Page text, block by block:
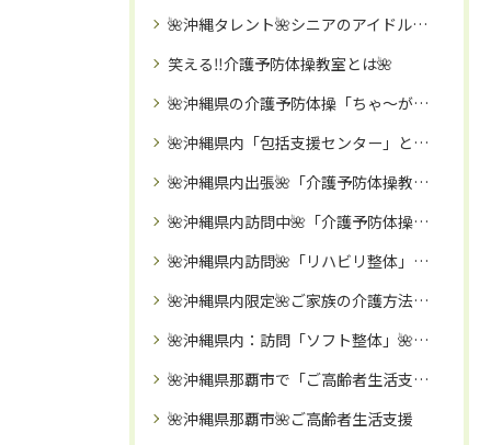
🌺沖縄タレント🌺シニアのアイドル「いぜなひさお」氏
笑える‼️介護予防体操教室とは🌺
🌺沖縄県の介護予防体操「ちゃ～がんじゅう体操」で心も体も元気に🌺
🌺沖縄県内「包括支援センター」と介護予防イベントコラボ依頼が殺到中🌺訪問「笑える❗️介護予防体操教室」🌈
🌺沖縄県内出張🌺「介護予防体操教室」のご案内
🌺沖縄県内訪問中🌺「介護予防体操」講座🌈
🌺沖縄県内訪問🌺「リハビリ整体」🌈お伺い致しますので、時間・移動費の節約になります🌈
🌺沖縄県内限定🌺ご家族の介護方法・リハビリなどのご相談受付中🌈一人で抱え込まずにリハビリ職歴１０年以上の実務経験のある「いぜなひさお」にご相談ください🌸
🌺沖縄県内：訪問「ソフト整体」🌺～ご高齢者・障がいのある方向け～🌈バキボキしないやさしい整体🌈
🌺沖縄県那覇市で「ご高齢者生活支援」🌺リハビリ専門家と行く！リハビリを兼ねた「買い物・病院受診同行」🌈
🌺沖縄県那覇市🌺ご高齢者生活支援